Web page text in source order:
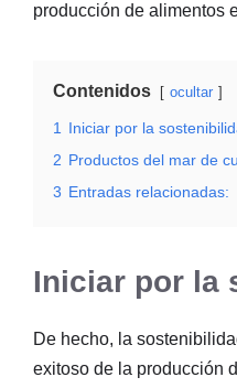
producción de alimentos
Contenidos ocultar
1 Iniciar por la
2 Productos del mar de
3 Entradas relacionadas:
Iniciar por la
De hecho, la
exitoso de la producción